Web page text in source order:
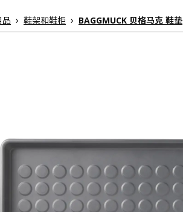
品 鞋架和鞋柜 BAGGMUCK 贝格马克 鞋垫